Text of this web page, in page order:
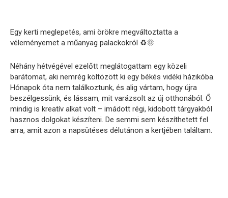
Egy kerti meglepetés, ami örökre megváltoztatta a
véleményemet a műanyag palackokról ♻️🌞
Néhány hétvégével ezelőtt meglátogattam egy közeli
barátomat, aki nemrég költözött ki egy békés vidéki házikóba.
Hónapok óta nem találkoztunk, és alig vártam, hogy újra
beszélgessünk, és lássam, mit varázsolt az új otthonából. Ő
mindig is kreatív alkat volt – imádott régi, kidobott tárgyakból
hasznos dolgokat készíteni. De semmi sem készíthetett fel
arra, amit azon a napsütéses délutánon a kertjében találtam.